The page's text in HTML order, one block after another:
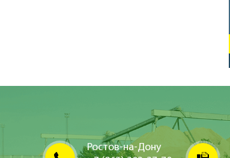
Ростов-на-Дону